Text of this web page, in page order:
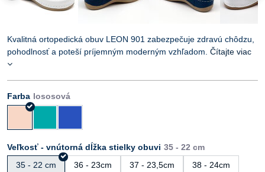
Kvalitná ortopedická obuv LEON 901 zabezpečuje zdravú chôdzu,
pohodlnosť a poteší príjemným moderným vzhľadom. Čítajte viac
Farba
Veľkosť - vnútorná dĺžka stielky obuvi
35 - 22 cm
36 - 23cm 37 - 23,5cm 38 - 24cm